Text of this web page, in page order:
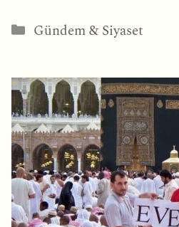
Kategoriler
Gündem & Siyaset